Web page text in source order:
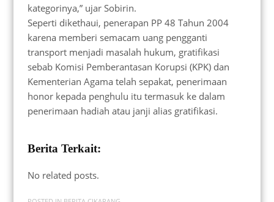
kategorinya,” ujar Sobirin.
Seperti dikethaui, penerapan PP 48 Tahun 2004
karena memberi semacam uang pengganti
transport menjadi masalah hukum, gratifikasi
sebab Komisi Pemberantasan Korupsi (KPK) dan
Kementerian Agama telah sepakat, penerimaan
honor kepada penghulu itu termasuk ke dalam
penerimaan hadiah atau janji alias gratifikasi.
Berita Terkait:
No related posts.